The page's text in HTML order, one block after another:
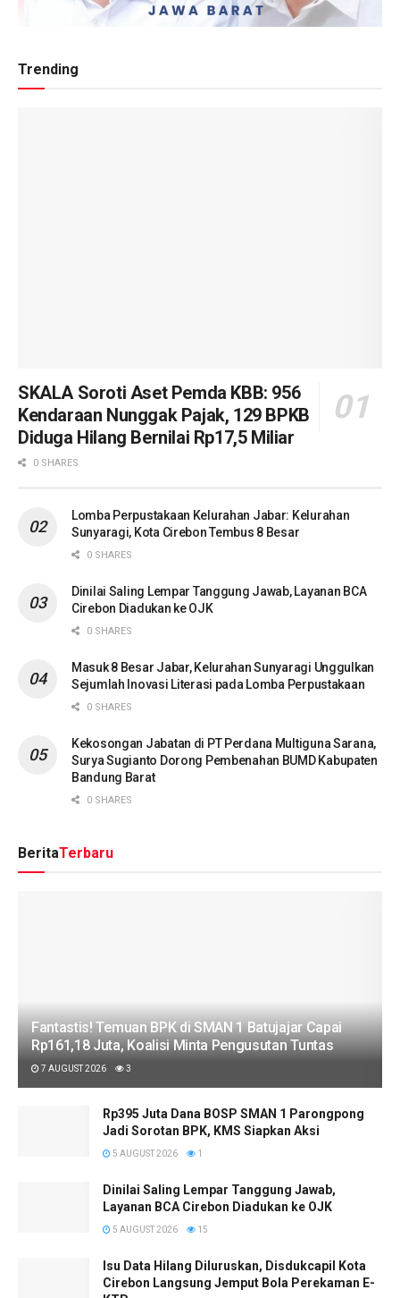
Trending
SKALA Soroti Aset Pemda KBB: 956
Kendaraan Nunggak Pajak, 129 BPKB
Diduga Hilang Bernilai Rp17,5 Miliar
0 SHARES
Lomba Perpustakaan Kelurahan Jabar: Kelurahan
Sunyaragi, Kota Cirebon Tembus 8 Besar
0 SHARES
Dinilai Saling Lempar Tanggung Jawab, Layanan BCA
Cirebon Diadukan ke OJK
0 SHARES
Masuk 8 Besar Jabar, Kelurahan Sunyaragi Unggulkan
Sejumlah Inovasi Literasi pada Lomba Perpustakaan
0 SHARES
Kekosongan Jabatan di PT Perdana Multiguna Sarana,
Surya Sugianto Dorong Pembenahan BUMD Kabupaten
Bandung Barat
0 SHARES
BeritaTerbaru
Fantastis! Temuan BPK di SMAN 1 Batujajar Capai
Rp161,18 Juta, Koalisi Minta Pengusutan Tuntas
7 AUGUST 2026 3
Rp395 Juta Dana BOSP SMAN 1 Parongpong
Jadi Sorotan BPK, KMS Siapkan Aksi
5 AUGUST 2026 1
Dinilai Saling Lempar Tanggung Jawab,
Layanan BCA Cirebon Diadukan ke OJK
5 AUGUST 2026 15
​Isu Data Hilang Diluruskan, Disdukcapil Kota
Cirebon Langsung Jemput Bola Perekaman E-